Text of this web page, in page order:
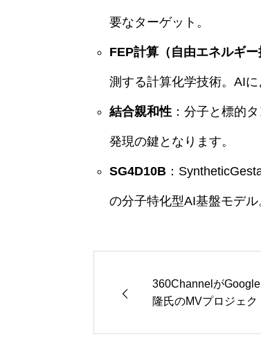
要なターゲット。
FEP計算（自由エネルギー
測する計算化学技術。AI
結合親和性 ：分子と標的
発現の鍵となります。
SG4D10B ：
の分子特化型AI基盤モデル
360Channelが
隆氏のMVプロジェク